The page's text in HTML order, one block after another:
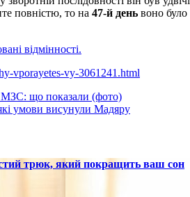
повністю, то на 47-й день воно було
відмінності.
vporayetes-vy-3061241.html
МЗС: що показали (фото)
умови висунули Мадяру
трюк, який покращить ваш сон